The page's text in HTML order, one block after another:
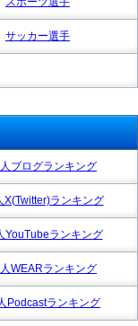
サッカー選手
ブログランキング
X(Twitter)ランキング
YouTubeランキング
WEARランキング
Podcastランキング